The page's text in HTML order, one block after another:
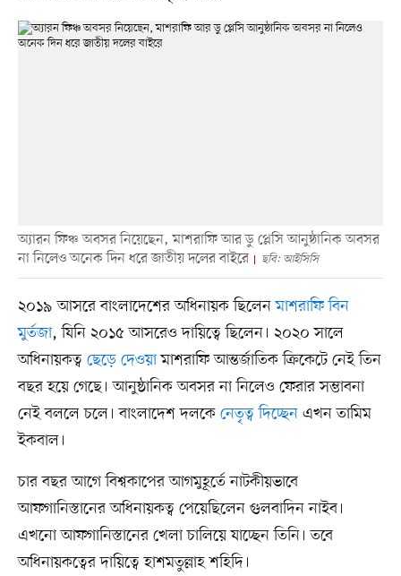
অ্যারন ফিঞ্চ অবসর নিয়েছেন, মাশরাফি আর ডু প্লেসি আনুষ্ঠানিক অবসর
না নিলেও অনেক দিন ধরে জাতীয় দলের বাইরে
ছবি: আইসিসি
২০১৯ আসরে বাংলাদেশের অধিনায়ক ছিলেনমাশরাফি বিন
মুর্তজা, যিনি ২০১৫ আসরেও দায়িত্বে ছিলেন। ২০২০ সালে
অধিনায়কত্ব ছেড়ে দেওয়ামাশরাফি আন্তর্জাতিক ক্রিকেটে নেই তিন
বছর হয়ে গেছে। আনুষ্ঠানিক অবসর না নিলেও ফেরার সম্ভাবনা
নেই বললে চলে। বাংলাদেশ দলকে নেতৃত্ব দিচ্ছেনএখন তামিম
ইকবাল।
চার বছর আগে বিশ্বকাপের আগমুহূর্তে নাটকীয়ভাবে
আফগানিস্তানের অধিনায়কত্ব পেয়েছিলেন গুলবাদিন নাইব।
এখনো আফগানিস্তানের খেলা চালিয়ে যাচ্ছেন তিনি। তবে
অধিনায়কত্বের দায়িত্বে হাশমতুল্লাহ শহিদি।